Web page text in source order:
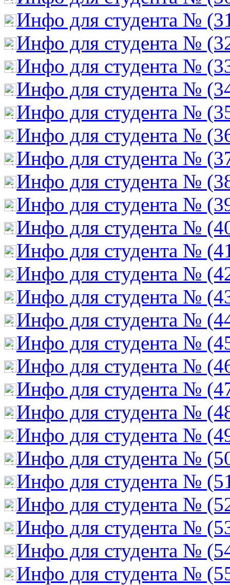
Инфо для студента №
Инфо для студента №
Инфо для студента №
Инфо для студента №
Инфо для студента №
Инфо для студента №
Инфо для студента №
Инфо для студента №
Инфо для студента №
Инфо для студента №
Инфо для студента №
Инфо для студента №
Инфо для студента №
Инфо для студента №
Инфо для студента №
Инфо для студента №
Инфо для студента №
Инфо для студента №
Инфо для студента №
Инфо для студента №
Инфо для студента №
Инфо для студента №
Инфо для студента №
Инфо для студента №
Инфо для студента №